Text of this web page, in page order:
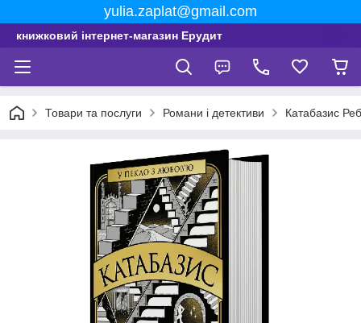
yulia.zaplat@gmail.com
книжковий інтернет-магазин Ерудит
Товари та послуги Романи і детективи Катабазис